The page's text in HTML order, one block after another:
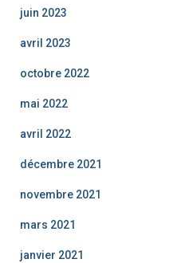
juin 2023
avril 2023
octobre 2022
mai 2022
avril 2022
décembre 2021
novembre 2021
mars 2021
janvier 2021